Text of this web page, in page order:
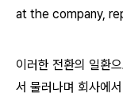
at the company,
이러한 전환의 일환
서 물러나며 회사에